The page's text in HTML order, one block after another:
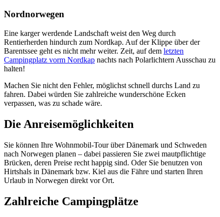
Nordnorwegen
Eine karger werdende Landschaft weist den Weg durch
Rentierherden hindurch zum Nordkap. Auf der Klippe über der
Barentssee geht es nicht mehr weiter. Zeit, auf dem letzten
Campingplatz vorm Nordkap nachts nach Polarlichtern Ausschau zu
halten!
Machen Sie nicht den Fehler, möglichst schnell durchs Land zu
fahren. Dabei würden Sie zahlreiche wunderschöne Ecken
verpassen, was zu schade wäre.
Die Anreisemöglichkeiten
Sie können Ihre Wohnmobil-Tour über Dänemark und Schweden
nach Norwegen planen – dabei passieren Sie zwei mautpflichtige
Brücken, deren Preise recht happig sind. Oder Sie benutzen von
Hirtshals in Dänemark bzw. Kiel aus die Fähre und starten Ihren
Urlaub in Norwegen direkt vor Ort.
Zahlreiche Campingplätze